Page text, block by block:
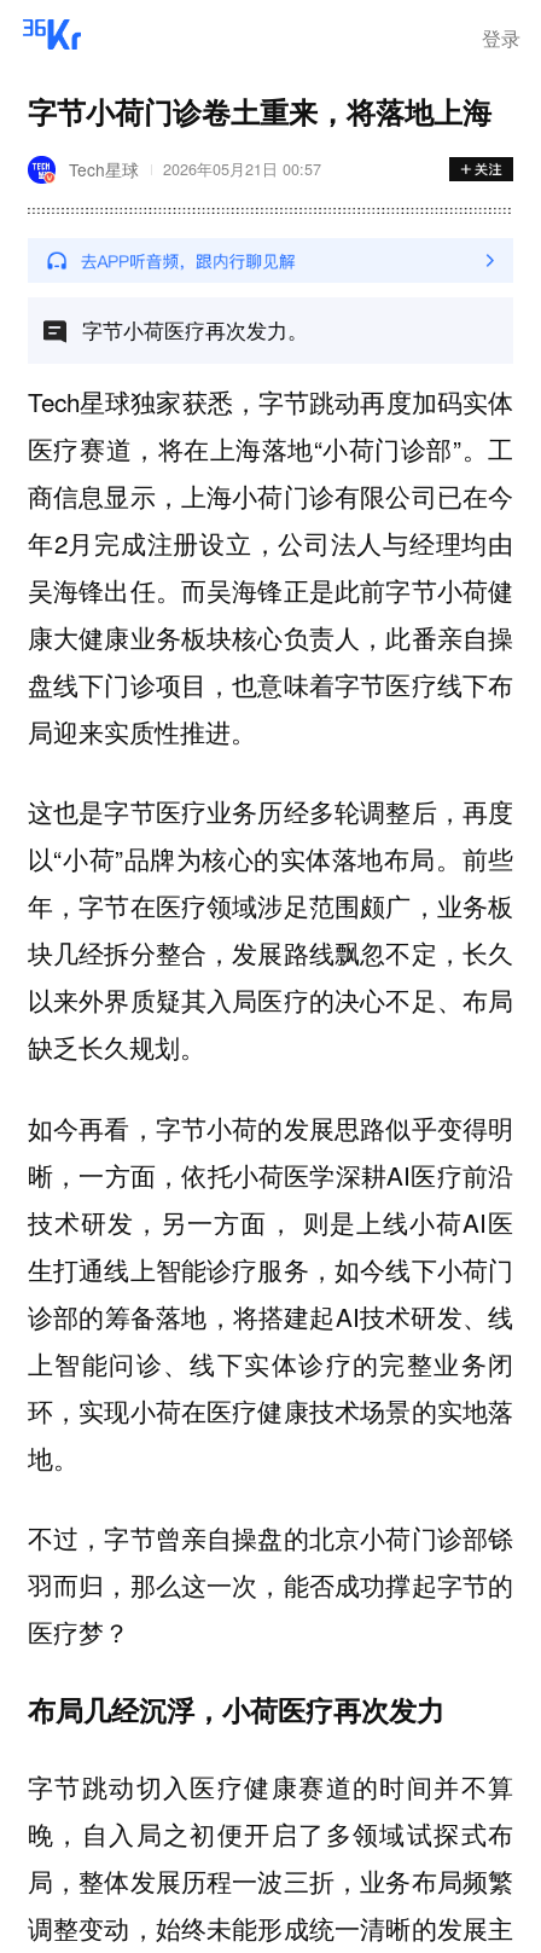
登录
字节小荷门诊卷土重来，将落地上海
Tech星球 2026年05月21日 00:57
字节小荷医疗再次发力。
Tech星球独家获悉，字节跳动再度加码实体
医疗赛道，将在上海落地“小荷门诊部”。工
商信息显示，上海小荷门诊有限公司已在今
年2月完成注册设立，公司法人与经理均由
吴海锋出任。而吴海锋正是此前字节小荷健
康大健康业务板块核心负责人，此番亲自操
盘线下门诊项目，也意味着字节医疗线下布
局迎来实质性推进。
这也是字节医疗业务历经多轮调整后，再度
以“小荷”品牌为核心的实体落地布局。前些
年，字节在医疗领域涉足范围颇广，业务板
块几经拆分整合，发展路线飘忽不定，长久
以来外界质疑其入局医疗的决心不足、布局
缺乏长久规划。
如今再看，字节小荷的发展思路似乎变得明
晰，一方面，依托小荷医学深耕AI医疗前沿
技术研发，另一方面， 则是上线小荷AI医
生打通线上智能诊疗服务，如今线下小荷门
诊部的筹备落地，将搭建起AI技术研发、线
上智能问诊、线下实体诊疗的完整业务闭
环，实现小荷在医疗健康技术场景的实地落
地。
不过，字节曾亲自操盘的北京小荷门诊部铩
羽而归，那么这一次，能否成功撑起字节的
医疗梦？
布局几经沉浮，小荷医疗再次发力
字节跳动切入医疗健康赛道的时间并不算
晚，自入局之初便开启了多领域试探式布
局，整体发展历程一波三折，业务布局频繁
调整变动，始终未能形成统一清晰的发展主